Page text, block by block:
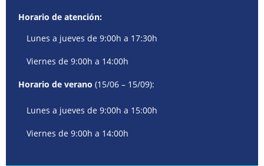
Horario de atención:
Lunes a jueves de 9:00h a 17:30h
Viernes de 9:00h a 14:00h
Horario de verano (15/06 – 15/09):
Lunes a jueves de 9:00h a 15:00h
Viernes de 9:00h a 14:00h